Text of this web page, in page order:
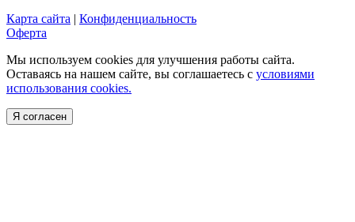
Карта сайта | Конфиденциальность
Оферта
Мы используем cookies для улучшения работы сайта.
Оставаясь на нашем сайте, вы соглашаетесь с условиями
использования cookies.
Я согласен